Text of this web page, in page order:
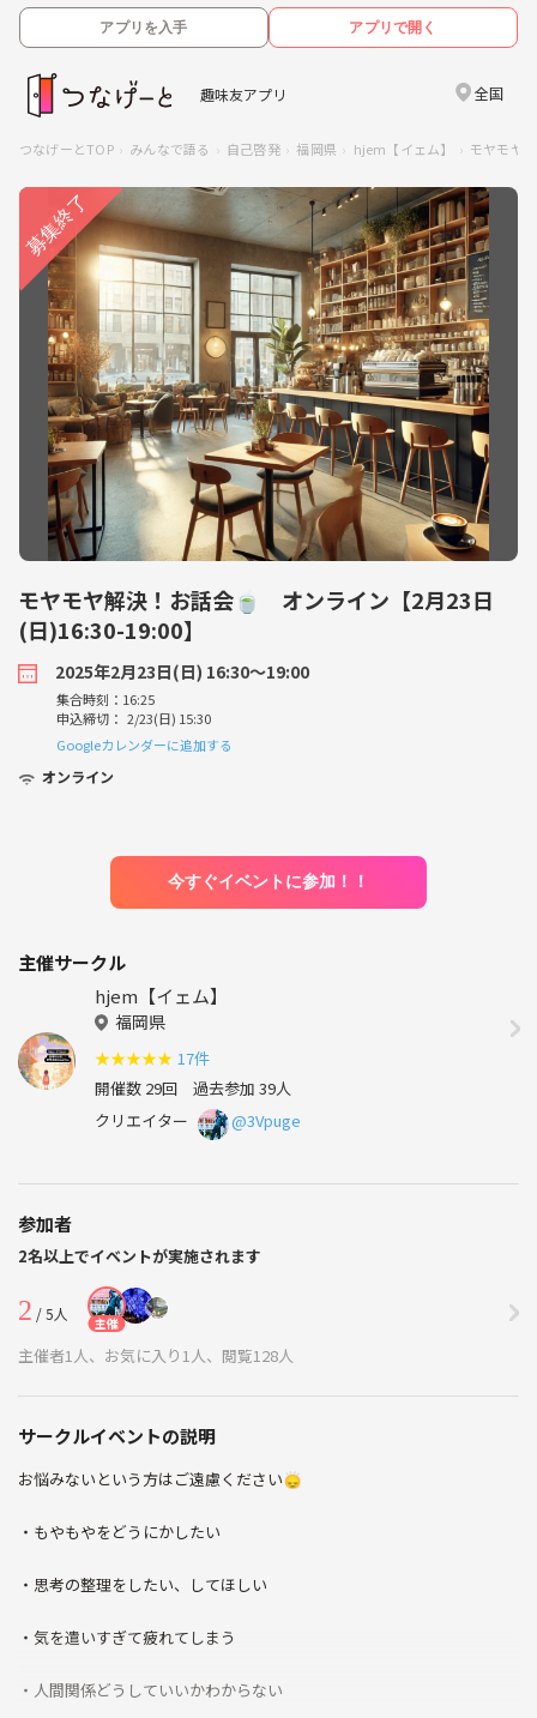
アプリを入手 アプリで開く
趣味友アプリ 全国
つなげーとTOP みんなで語る 自己啓発 福岡県 hjem【イェム】 モヤモヤ
モヤモヤ解決！お話会🍵 オンライン【2月23日
(日)16:30-19:00】
2025年2月23日(日) 16:30〜19:00
集合時刻：16:25
申込締切： 2/23(日) 15:30
Googleカレンダーに追加する
オンライン
今すぐイベントに参加！！
主催サークル
hjem【イェム】
福岡県
★★★★★ 17件
開催数 29回 過去参加 39人
クリエイター
@3Vpuge
参加者
2名以上でイベントが実施されます
2 / 5人 主催
主催者1人、お気に入り1人、閲覧128人
サークルイベントの説明
お悩みないという方はご遠慮ください🙂‍↕️
・もやもやをどうにかしたい
・思考の整理をしたい、してほしい
・気を遣いすぎて疲れてしまう
・人間関係どうしていいかわからない